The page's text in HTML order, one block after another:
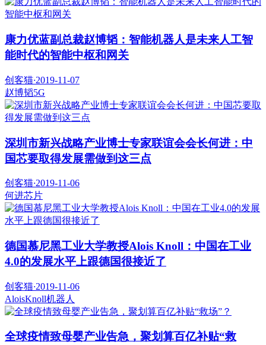
康力优蓝副总裁赵博韬：智能机器人是未来人工智
能时代的智能中枢和网关
创客猫·2019-11-07
赵博韬5G
深圳市新兴战略产业博士专家联谊会会长何进：中
国芯要取得发展需做到这三点
创客猫·2019-11-06
何进芯片
德国慕尼黑工业大学教授Alois Knoll：中国在工业
4.0的发展水平上跟德国很接近了
创客猫·2019-11-06
AloisKnoll机器人
全球疫情致母婴产业告急，聚划算百亿补贴“救